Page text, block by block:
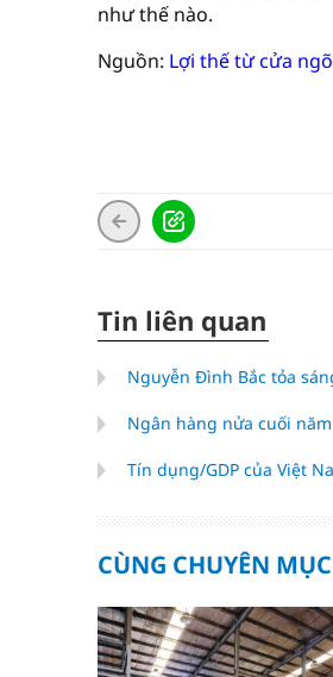
như thế nào.
Nguồn: Lợi thế từ cửa ngõ
Tin liên quan
Nguyễn Đình Bắc tỏa
Ngân hàng nửa cuối
Tín dụng/GDP của Việt
CÙNG CHUYÊN MỤC